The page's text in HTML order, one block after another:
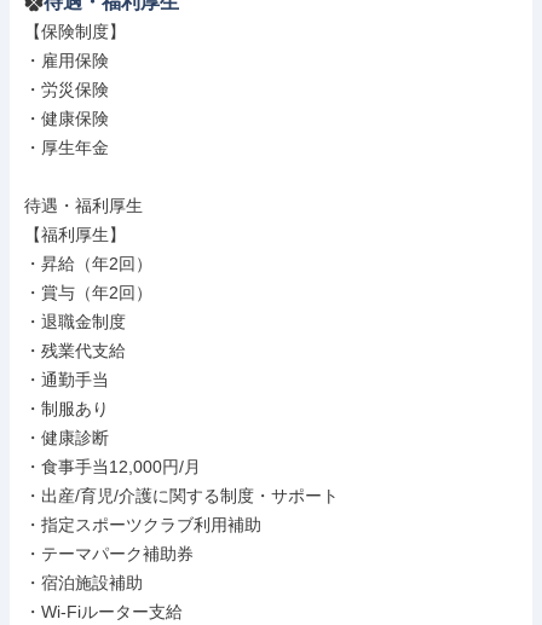
【保険制度】
・雇用保険
・労災保険
・健康保険
・厚生年金
待遇・福利厚生
【福利厚生】
・昇給（年2回）
・賞与（年2回）
・退職金制度
・残業代支給
・通勤手当
・制服あり
・健康診断
・食事手当12,000円/月
・出産/育児/介護に関する制度・サポート
・指定スポーツクラブ利用補助
・テーマパーク補助券
・宿泊施設補助
・Wi-Fiルーター支給